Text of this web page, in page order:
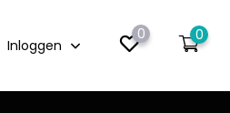
Inloggen
0 0